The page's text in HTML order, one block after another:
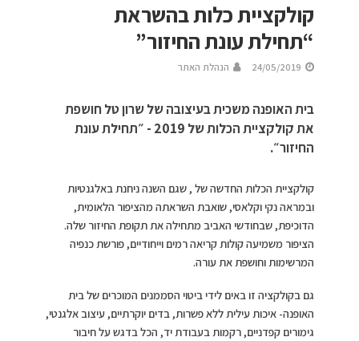
קולקציית כלות בהשראת
“תחילת עונת החיזור”
24/05/2019 הנהלת האתר
בית האופנה משכית בעיצובה של שרון טל חושפת
את קולקציית הכלות של 2019 - ״תחילת עונת
החיזור״.
קולקציית הכלות החדשה של , שגם השנה ניחנת באלגנטיות
ובמראה נקי וקלאסי, שואבת השראתה מהציפור הלאומית,
הדוכיפת, שבחודשי האביב מתחילה את תקופת החיזור שלה.
הציפור משמיעה קולות קריאה רמים וייחודיים, פורשת כנפיה
המרשימות וחושפת את עורה.
גם בקולקציה זו באים לידי ביטוי הסממנים המוכרים של בית
האופנה- איכות עילית ללא פשרות, בדים יוקרתיים, עיצוב אלגנטי,
גימורים קפדניים, רקמות בעבודת יד, הכל בדגש על חיבור